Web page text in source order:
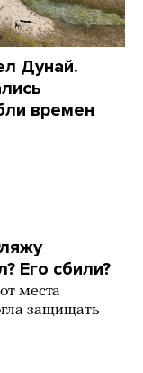
Дунай.
времен
Его сбили?
места
защищать